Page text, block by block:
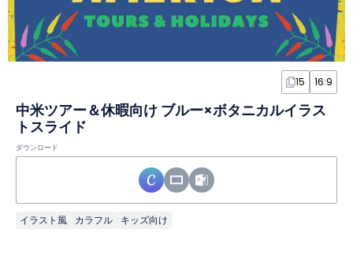
15 16:9
中米ツアー＆休暇向け ブルー×ボタニカルイラス
トスライド
ダウンロード
イラスト風 カラフル キッズ向け